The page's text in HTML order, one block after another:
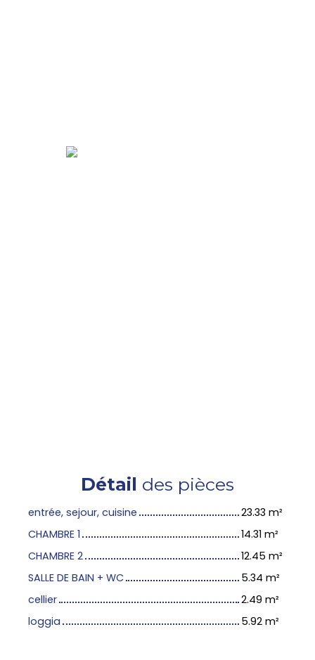
Détail des pièces
entrée, sejour, cuisine
23.33 m²
CHAMBRE 1
14.31 m²
CHAMBRE 2
12.45 m²
SALLE DE BAIN + WC
5.34 m²
cellier
2.49 m²
loggia
5.92 m²